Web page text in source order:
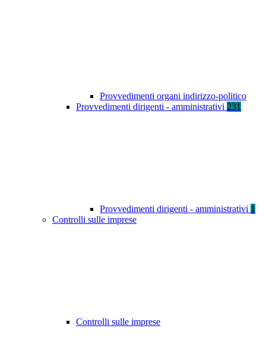
Provvedimenti organi indirizzo-politico
Provvedimenti dirigenti - amministrativi 231
Provvedimenti dirigenti - amministrativi 1
Controlli sulle imprese
Controlli sulle imprese